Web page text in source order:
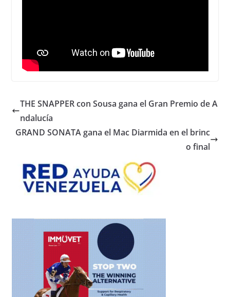
THE SNAPPER con Sousa gana el Gran Premio de A
ndalucía
GRAND SONATA gana el Mac Diarmida en el brinc
o final